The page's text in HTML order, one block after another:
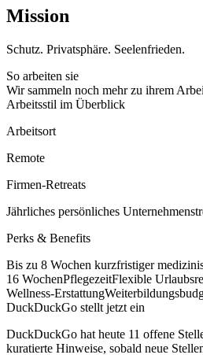
Mission
Schutz. Privatsphäre. Seelenfrieden.
So arbeiten sie
Wir sammeln noch mehr zu ihrem
Arbeitsstil im Überblick
Arbeitsort
Remote
Firmen-Retreats
Jährliches persönliches
Perks & Benefits
Bis zu 8 Wochen kurzfristiger
16 WochenPflegezeitFlexible
Wellness-Erstattung
DuckDuckGo stellt jetzt ein
DuckDuckGo hat heute 11 offene
kuratierte Hinweise, sobald neue